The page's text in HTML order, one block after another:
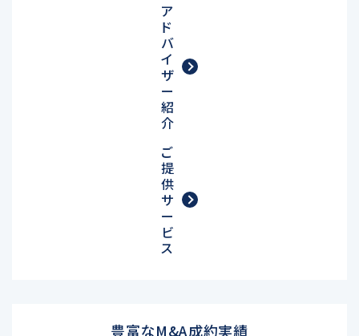
ア
ド
バ
イ
ザ
ー
紹
介
ご
提
供
サ
ー
ビ
ス
豊富なM&A成約実績